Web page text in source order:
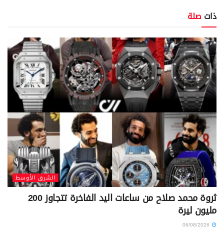
ذات صلة
الشرق الأوسط
ثروة محمد صلاح من ساعات اليد الفاخرة تتجاوز 200
مليون ليرة